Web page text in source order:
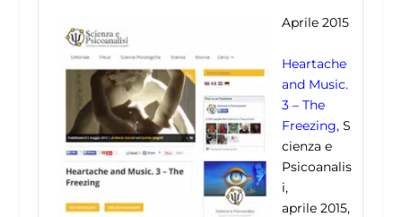
Aprile 2015
Heartache
and Music.
3 – The
Freezing, S
cienza e
Psicoanalis
i,
aprile 2015,